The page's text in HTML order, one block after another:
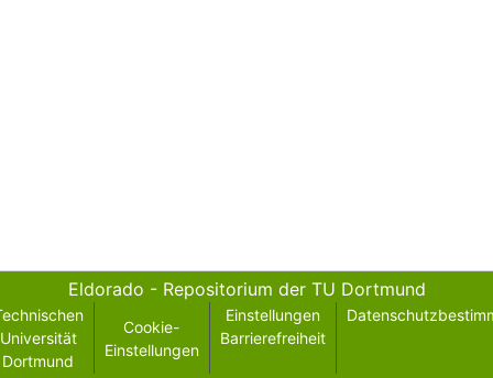
Eldorado - Repositorium der TU Dortmund
Universität
Dortmund
Cookie-
Einstellungen
Einstellungen
Barrierefreiheit